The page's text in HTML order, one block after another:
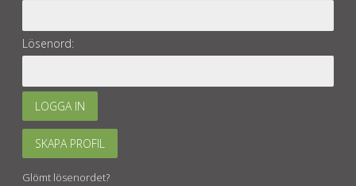
Lösenord:
LOGGA IN
SKAPA PROFIL
Glömt lösenordet?